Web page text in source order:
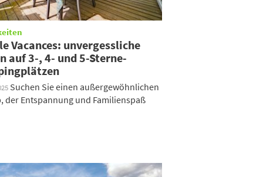
Vacances: unvergessliche
auf 3-, 4- und 5-Sterne-
Suchen Sie einen außergewöhnlichen
der Entspannung und Familienspaß